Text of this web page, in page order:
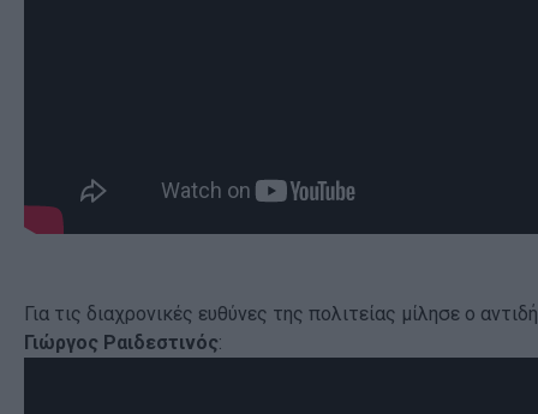
Για τις διαχρονικές ευθύνες της πολιτείας μίλησε ο
Γιώργος Ραιδεστινός: